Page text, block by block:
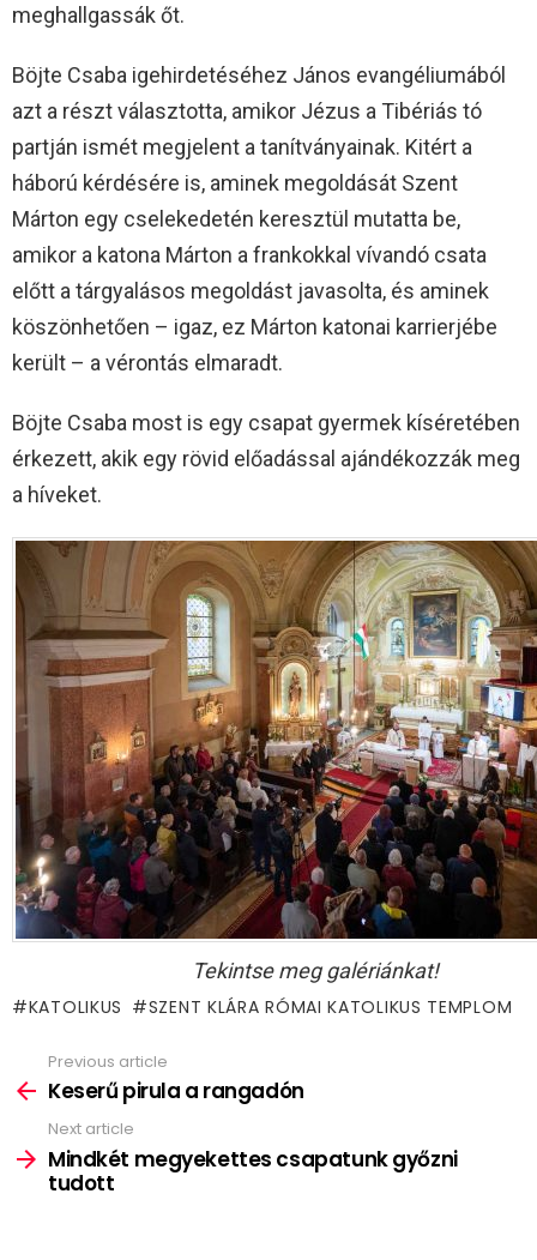
meghallgassák őt.
Böjte Csaba igehirdetéséhez János evangéliumából
azt a részt választotta, amikor Jézus a Tibériás tó
partján ismét megjelent a tanítványainak. Kitért a
háború kérdésére is, aminek megoldását Szent
Márton egy cselekedetén keresztül mutatta be,
amikor a katona Márton a frankokkal vívandó csata
előtt a tárgyalásos megoldást javasolta, és aminek
köszönhetően – igaz, ez Márton katonai karrierjébe
került – a vérontás elmaradt.
Böjte Csaba most is egy csapat gyermek kíséretében
érkezett, akik egy rövid előadással ajándékozzák meg
a híveket.
Tekintse meg galériánkat!
KATOLIKUS SZENT KLÁRA RÓMAI KATOLIKUS TEMPLOM
more
Previous article
Keserű pirula a rangadón
Next article
Mindkét megyekettes csapatunk győzni
tudott